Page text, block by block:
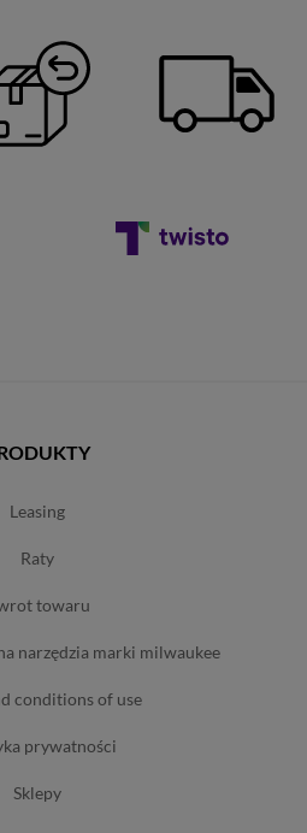
leasing
raty
towaru
narzędzia marki milwaukee
conditions of use
prywatności
sklepy